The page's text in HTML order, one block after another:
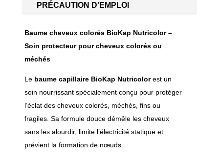
PRÉCAUTION D'EMPLOI
Baume cheveux colorés BioKap Nutricolor –
Soin protecteur pour cheveux colorés ou
méchés
Le baume capillaire BioKap Nutricolorest un
soin nourrissant spécialement conçu pour protéger
l’éclat des cheveux colorés, méchés, fins ou
fragiles. Sa formule douce démêle les cheveux
sans les alourdir, limite l’électricité statique et
prévient la formation de nœuds.